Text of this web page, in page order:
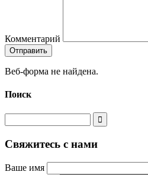
Комментарий
Веб-форма не найдена.
Поиск
Свяжитесь с нами
Ваше имя